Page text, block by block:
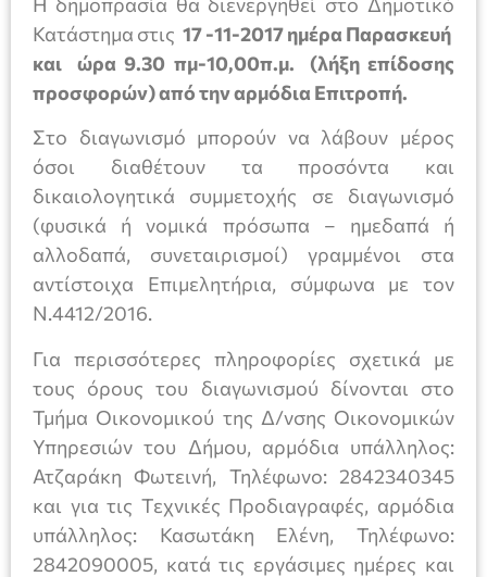
Κατάστημα στις 17 -11-2017 ημέρα Παρασκευή
και ώρα 9.30 πμ-10,00π.μ. (λήξη επίδοσης
προσφορών) από την αρμόδια Επιτροπή.
Στο διαγωνισμό μπορούν να λάβουν μέρος
όσοι διαθέτουν τα προσόντα και
δικαιολογητικά συμμετοχής σε διαγωνισμό
(φυσικά ή νομικά πρόσωπα – ημεδαπά ή
αλλοδαπά, συνεταιρισμοί) γραμμένοι στα
αντίστοιχα Επιμελητήρια, σύμφωνα με τον
Ν.4412/2016.
Για περισσότερες πληροφορίες σχετικά με
τους όρους του διαγωνισμού δίνονται στο
Τμήμα Οικονομικού της Δ/νσης Οικονομικών
Υπηρεσιών του Δήμου, αρμόδια υπάλληλος:
Ατζαράκη Φωτεινή, Τηλέφωνο: 2842340345
και για τις Τεχνικές Προδιαγραφές, αρμόδια
υπάλληλος: Κασωτάκη Ελένη, Τηλέφωνο:
2842090005, κατά τις εργάσιμες ημέρες και